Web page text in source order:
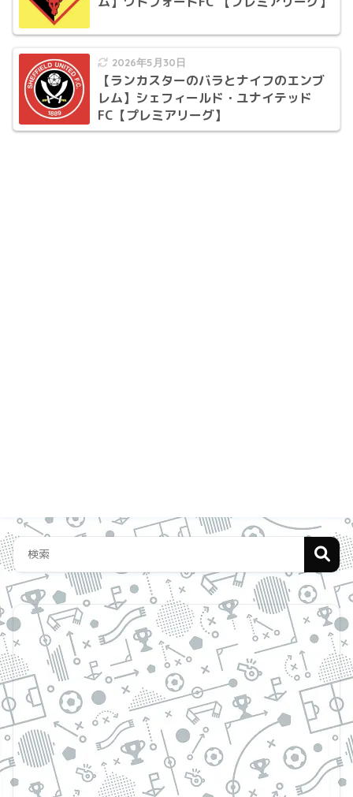
2026年5月30日
【ランカスターのバラとナイフのエンブ
レム】シェフィールド・ユナイテッド
FC【プレミアリーグ】